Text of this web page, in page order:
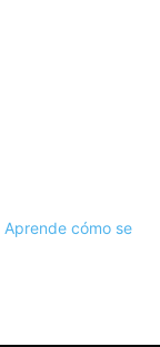
Aprende cómo se